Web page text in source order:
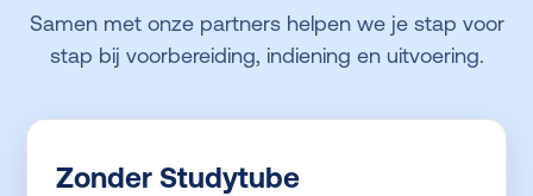
Samen met onze partners helpen we je stap voor
stap bij voorbereiding, indiening en uitvoering.
Zonder Studytube